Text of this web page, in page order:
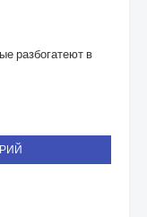
разбогатеют в